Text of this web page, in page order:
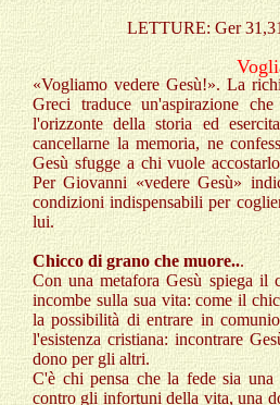
LETTURE: Ger
«Vogliamo vedere Gesù!». La
Greci traduce un'aspirazione
l'orizzonte della storia ed
cancellarne la memoria, ne
Gesù sfugge a chi vuole
Per Giovanni «vedere Gesù»
condizioni indispensabili per
lui.
Chicco di grano che muore...
Con una metafora Gesù spiega
incombe sulla sua vita: come il
la possibilità di entrare in
l'esistenza cristiana: incontrare
dono per gli altri.
C'è chi pensa che la fede sia una
contro gli infortuni della vita, una